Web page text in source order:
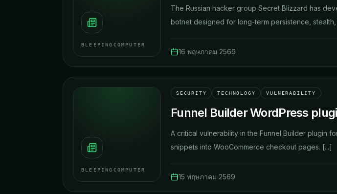
BLEEPINGCOMPUTER
The Russian hacker group Secret Blizzard has
botnet designed for long-term persistence, stealth,
16 พฤษภาคม 2569
BLEEPINGCOMPUTER
SECURITY TECHNOLOGY VULNERABILITY
Funnel Builder WordPress
A critical vulnerability in the Funnel Builder plugin
snippets into WooCommerce checkout pages. [...]
15 พฤษภาคม 2569